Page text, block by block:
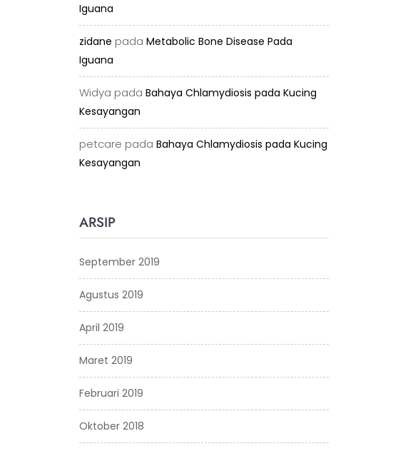
Iguana
zidane pada Metabolic Bone Disease Pada
Iguana
Widya pada Bahaya Chlamydiosis pada Kucing
Kesayangan
petcare pada Bahaya Chlamydiosis pada Kucing
Kesayangan
ARSIP
September 2019
Agustus 2019
April 2019
Maret 2019
Februari 2019
Oktober 2018